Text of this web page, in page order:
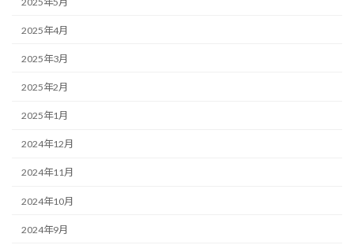
2025年4月
2025年3月
2025年2月
2025年1月
2024年12月
2024年11月
2024年10月
2024年9月